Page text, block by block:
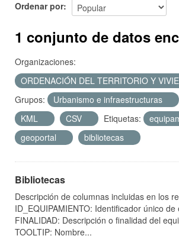
Acerca de
Ordenar por
1 conjunto de datos
Organizaciones:
ORDENACIÓN DEL TERRITORIO Y
Grupos:
Urbanismo e infraestructuras
KML
CSV Etiquetas:
geoportal
bibliotecas
Bibliotecas
Descripción de columnas incluidas en los
ID_EQUIPAMIENTO: Identificador único
FINALIDAD: Descripción o finalidad del
TOOLTIP: Nombre...